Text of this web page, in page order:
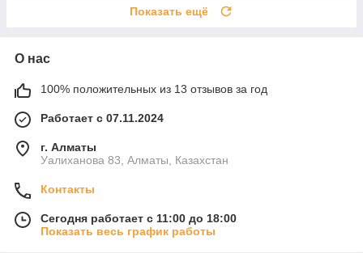
Показать ещё
О нас
100% положительных из 13 отзывов за год
Работает с 07.11.2024
г. Алматы
Уалиханова 83, Алматы, Казахстан
Контакты
Сегодня работает с 11:00 до 18:00
Показать весь график работы